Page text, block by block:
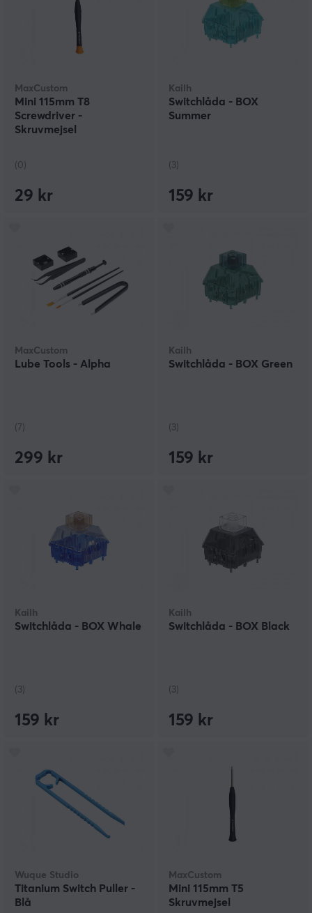
MaxCustom
Mini 115mm T8
Screwdriver -
Skruvmejsel
(0)
29 kr
Kailh
Switchlåda - BOX
Summer
(3)
159 kr
MaxCustom
Lube Tools - Alpha
(7)
299 kr
Kailh
Switchlåda - BOX Green
(3)
159 kr
Kailh
Switchlåda - BOX Whale
(3)
159 kr
Kailh
Switchlåda - BOX Black
(3)
159 kr
Wuque Studio
Titanium Switch Puller -
Blå
MaxCustom
Mini 115mm T5
Skruvmejsel